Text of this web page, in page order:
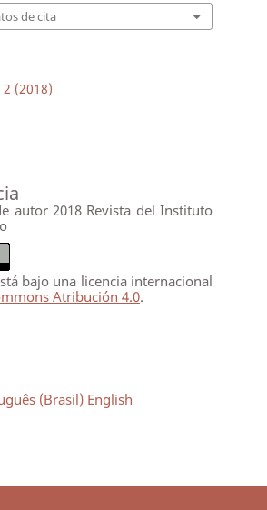
de cita
(2018)
autor 2018 Revista del Instituto
bajo una licencia internacional
Atribución 4.0.
(Brasil) English